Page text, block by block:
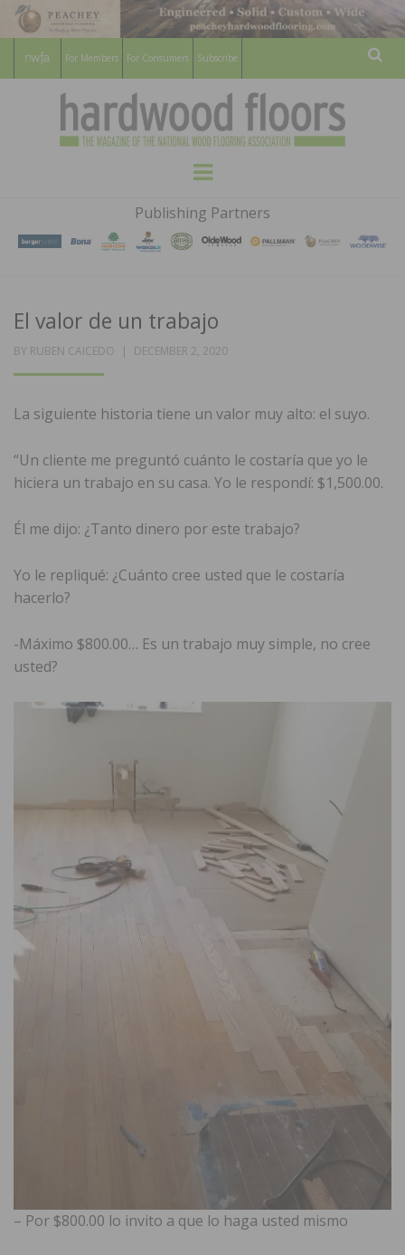
For Members For Consumers Subscribe
HARDWOOD
FLOORS
MAGAZINE
WOOD FLOORING ASSOCATION
Menu
Publishing Partners
El valor de un trabajo
BY RUBEN CAICEDO
POSTED
DECEMBER 2, 2020
La siguiente historia tiene un valor muy alto: el suyo.
“Un cliente me preguntó cuánto le costaría que yo le
hiciera un trabajo en su casa. Yo le respondí: $1,500.00.
Él me dijo: ¿Tanto dinero por este trabajo?
Yo le repliqué: ¿Cuánto cree usted que le costaría
hacerlo?
-Máximo $800.00… Es un trabajo muy simple, no cree
usted?
– Por $800.00 lo invito a que lo haga usted mismo